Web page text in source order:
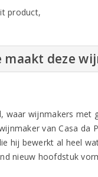
product,
deze
waar wijnmakers met
van Casa da
hij bewerkt al heel
nieuw hoofdstuk